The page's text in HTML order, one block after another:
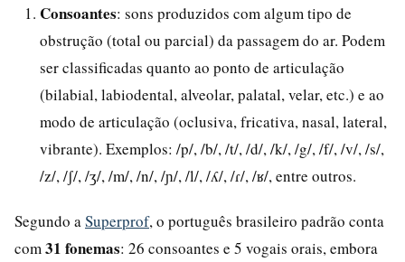
Consoantes: sons produzidos com algum tipo de
obstrução (total ou parcial) da passagem do ar. Podem
ser classificadas quanto ao ponto de articulação
(bilabial, labiodental, alveolar, palatal, velar, etc.) e ao
modo de articulação (oclusiva, fricativa, nasal, lateral,
vibrante). Exemplos: /p/, /b/, /t/, /d/, /k/, /g/, /f/, /v/, /s/,
/z/, /ʃ/, /ʒ/, /m/, /n/, /ɲ/, /l/, /ʎ/, /ɾ/, /ʁ/, entre outros.
Segundo a Superprof, o português brasileiro padrão conta
com 31 fonemas: 26 consoantes e 5 vogais orais, embora